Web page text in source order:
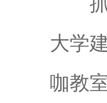
大学
咖教